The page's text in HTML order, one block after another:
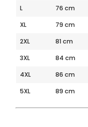
L
76 cm
XL
79 cm
2XL
81 cm
3XL
84 cm
4XL
86 cm
5XL
89 cm